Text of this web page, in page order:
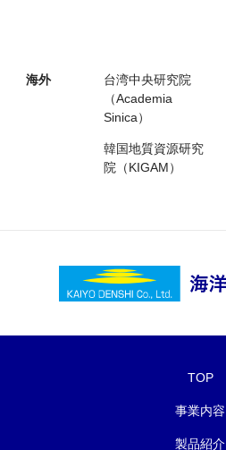
海外
台湾中央研究院
（Academia
Sinica）
韓国地質資源研究
院（KIGAM）
TOP
事業内容
製品紹介